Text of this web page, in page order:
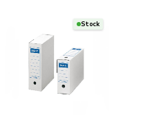
Stock